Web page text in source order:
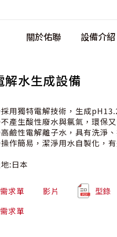
關於佑聯 設備介紹
解水生成設備
用獨特電解技術，生成
產生酸性廢水與氯氣，環保
鹼性電解離子水，具有洗淨
作簡易，潔淨用水自製化，
:日本
需求單 影片
型錄
需求單